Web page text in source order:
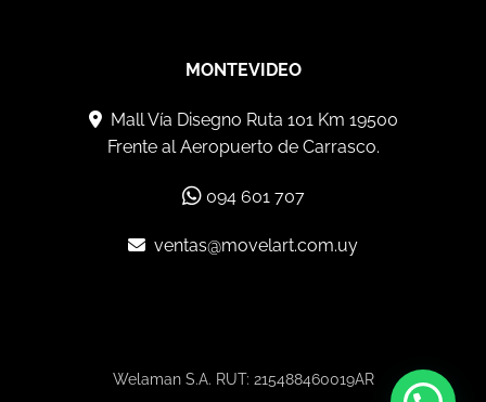
MONTEVIDEO
Mall Vía Disegno Ruta 101 Km 19500
Frente al Aeropuerto de Carrasco.
094 601 707
ventas@movelart.com.uy
Welaman S.A. RUT: 215488460019AR